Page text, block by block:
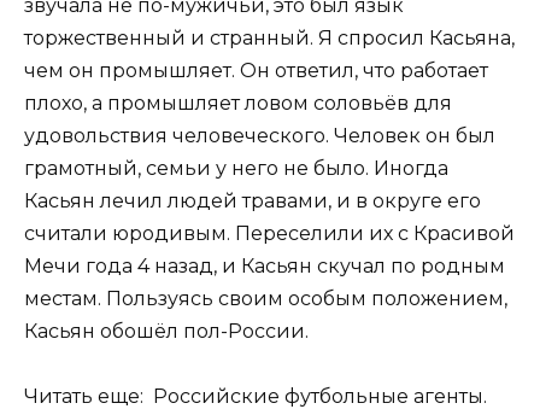
звучала не по-мужичьи, это был язык
торжественный и странный. Я спросил Касьяна,
чем он промышляет. Он ответил, что работает
плохо, а промышляет ловом соловьёв для
удовольствия человеческого. Человек он был
грамотный, семьи у него не было. Иногда
Касьян лечил людей травами, и в округе его
считали юродивым. Переселили их с Красивой
Мечи года 4 назад, и Касьян скучал по родным
местам. Пользуясь своим особым положением,
Касьян обошёл пол-России.
Читать еще: Российские футбольные агенты.